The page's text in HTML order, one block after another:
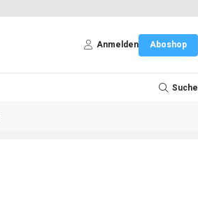
Anmelden Aboshop
Suche